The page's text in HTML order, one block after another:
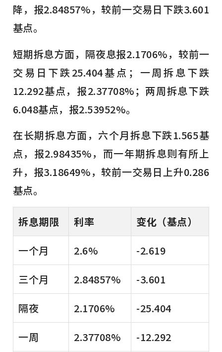
降，报2.84857%，较前一交易日下跌3.601
基点。
短期拆息方面，隔夜息报2.1706%，较前一
交易日下跌25.404基点；一周拆息下跌
12.292基点，报2.37708%；两周拆息下跌
6.048基点，报2.53952%。
在长期拆息方面，六个月拆息下跌1.565基
点，报2.98435%，而一年期拆息则有所上
升，报3.18649%，较前一交易日上升0.286
基点。
拆息期限 利率
变化（基点）
一个月
2.6%
-2.619
三个月
2.84857%
-3.601
隔夜
2.1706%
-25.404
一周
2.37708%
-12.292